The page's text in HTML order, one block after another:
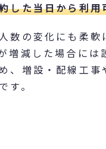
した当日から利用
数の変化にも柔軟
増減した場合には
、増設・配線工事
す。